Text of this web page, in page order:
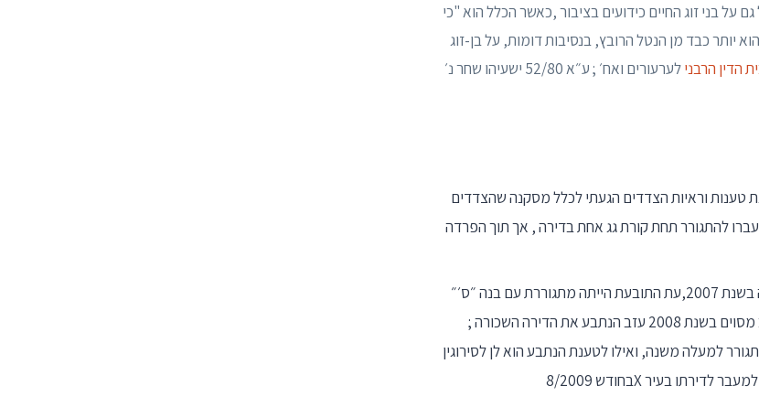
בני זוג החיים כידועים בציבור ,כאשר הכלל הוא "כי
יותר כבד מן הנטל הרובץ, בנסיבות דומות, על בן-זוג
הדין הרבני
לערעורים ואח׳ ; ע״א 52/80 ישעיהו שחר נ׳
טענות וראיות הצדדים הגעתי לכלל מסקנה שהצדדים
של בני זוג ידועים בציבור החל מחודש 9/2009 עת עברו להתגורר תחת קורת גג אחת בדירה , אך תוך הפרדה
1 בהתאם לעדויות הצדדים תחילת ההכרות בין הצדדים הייתה בשנת 2007,עת התובעת הייתה מתגוררת עם בנה ״ס׳״
בבית אמה , והנתבע היה רווק מתגורר בדירה שכורה ב.. בשלב מסוים בשנת 2008 עזב הנתבע את הדירה השכורה ;
למעלה משנה, ואילו לטענת הנתבע הוא לן לסירוגין